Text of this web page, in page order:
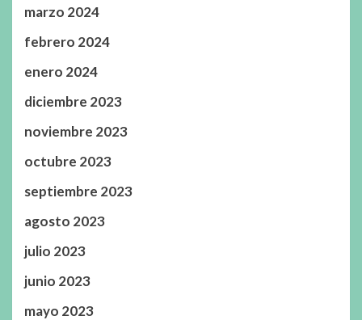
marzo 2024
febrero 2024
enero 2024
diciembre 2023
noviembre 2023
octubre 2023
septiembre 2023
agosto 2023
julio 2023
junio 2023
mayo 2023